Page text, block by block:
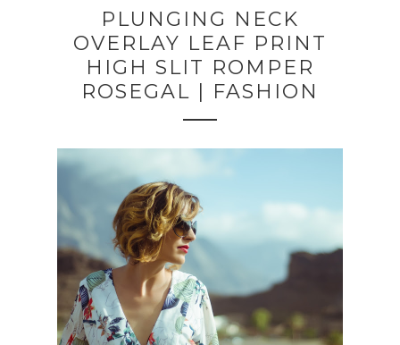
PLUNGING NECK
OVERLAY LEAF PRINT
HIGH SLIT ROMPER
ROSEGAL | FASHION